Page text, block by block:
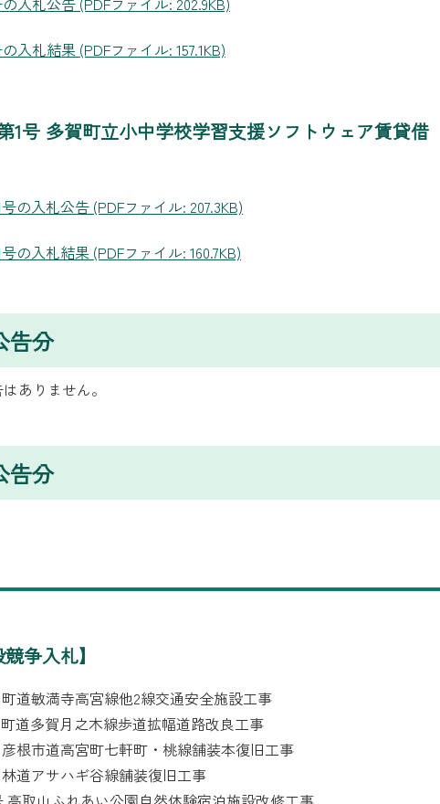
入札結果 (PDFファイル: 157.1KB)
1号 多賀町立小中学校学習支援ソフトウェア賃貸借
の入札公告 (PDFファイル: 207.3KB)
の入札結果 (PDFファイル: 160.7KB)
告分
ありません。
告分
争入札】
道敏満寺高宮線他2線交通安全施設工事
道多賀月之木線歩道拡幅道路改良工事
根市道高宮町七軒町・桃線舗装本復旧工事
道アサハギ谷線舗装復旧工事